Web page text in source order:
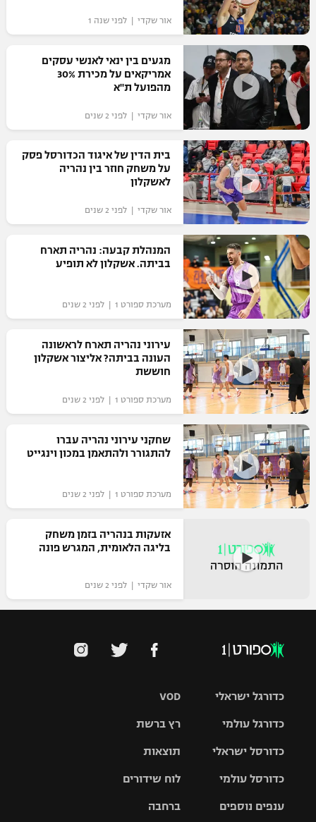
אור שקדי | לפני שנה 1
מגעים בין ינאי לאנשי עסקים
אמריקאים על מכירת 30%
מהפועל ת"א
אור שקדי | לפני 2 שנים
בית הדין של איגוד הכדורסל פסק
על משחק חוזר בין נהריה
לאשקלון
אור שקדי | לפני 2 שנים
המנהלת קבעה: נהריה תארח
בביתה. אשקלון לא תופיע
מערכת ספורט 1 | לפני 2 שנים
עירוני נהריה תארח לראשונה
העונה בביתה? אליצור אשקלון
חוששת
מערכת ספורט 1 | לפני 2 שנים
שחקני עירוני נהריה עברו
להתגורר ולהתאמן במכון וינגייט
מערכת ספורט 1 | לפני 2 שנים
אזעקות בנהריה בזמן משחק
בליגה הלאומית, המגרש פונה
אור שקדי | לפני 2 שנים
VOD
רץ ברשת
תוצאות
לוח שידורים
ברחבה
כדורגל ישראלי
גביע הטוטו
כדורגל עולמי
האלופות
ליגה
כדורסל ישראלי
סל
כדורסל עולמי
ענפים נוספים